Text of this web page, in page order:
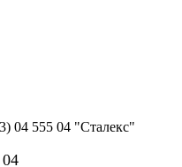
04 555 04 "Сталекс"